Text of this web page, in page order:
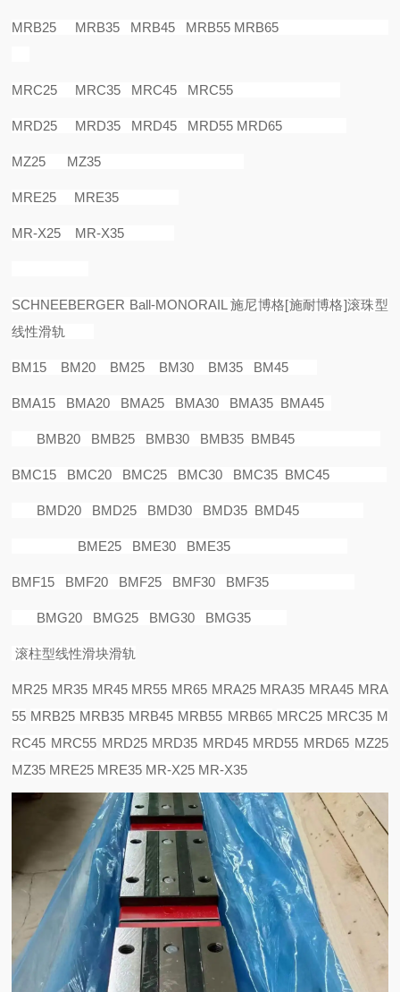
MRB25 MRB35 MRB45 MRB55 MRB65
MRC25 MRC35 MRC45 MRC55
MRD25 MRD35 MRD45 MRD55 MRD65
MZ25 MZ35
MRE25 MRE35
MR-X25 MR-X35
SCHNEEBERGER Ball-MONORAIL施尼博格[施耐博格]滚珠型
线性滑轨
BM15 BM20 BM25 BM30 BM35 BM45
BMA15 BMA20 BMA25 BMA30 BMA35 BMA45
BMB20 BMB25 BMB30 BMB35 BMB45
BMC15 BMC20 BMC25 BMC30 BMC35 BMC45
BMD20 BMD25 BMD30 BMD35 BMD45
BME25 BME30 BME35
BMF15 BMF20 BMF25 BMF30 BMF35
BMG20 BMG25 BMG30 BMG35
滚柱型线性滑块滑轨
MR25 MR35 MR45 MR55 MR65 MRA25 MRA35 MRA45 MRA
55 MRB25 MRB35 MRB45 MRB55 MRB65 MRC25 MRC35 M
RC45 MRC55 MRD25 MRD35 MRD45 MRD55 MRD65 MZ25
MZ35 MRE25 MRE35 MR-X25 MR-X35